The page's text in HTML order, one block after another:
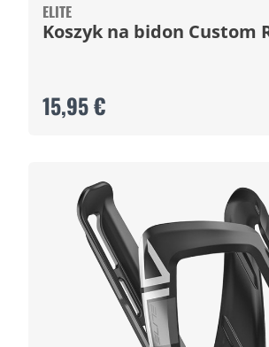
ELITE
Koszyk na bidon Custom
15,95 €